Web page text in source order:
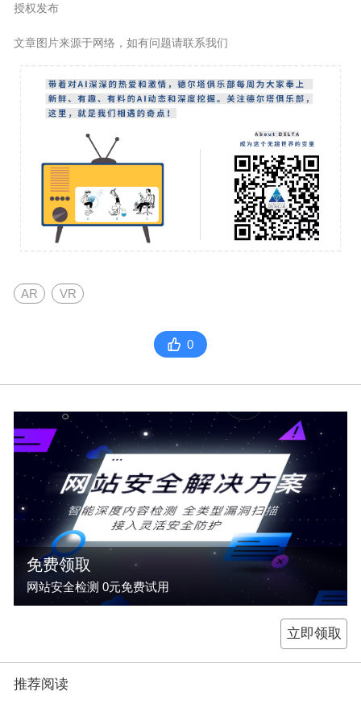
授权发布
文章图片来源于网络，如有问题请联系我们
AR VR
0
免费领取
网站安全检测 0元免费试用
立即领取
推荐阅读